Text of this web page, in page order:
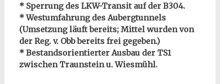
* Sperrung des LKW-Transit auf der B304.
* Westumfahrung des Aubergtunnels
(Umsetzung läuft bereits; Mittel wurden von
der Reg. v. Obb bereits frei gegeben.)
* Bestandsorientierter Ausbau der TS1
zwischen Traunstein u. Wiesmühl.